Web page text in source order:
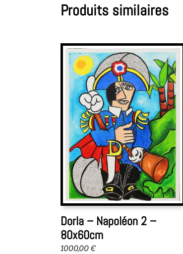
Produits similaires
Dorla – Napoléon 2 –
80x60cm
1000,00 €